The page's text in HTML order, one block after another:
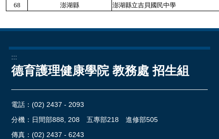
68
澎湖縣 澎湖縣立吉貝國民中學
:::
德育護理健康學院 教務處 招生組
電話： (02) 2437 - 2093
分機：日間部888, 208 五專部218 進修部505
傳真：(02) 2437 - 6243